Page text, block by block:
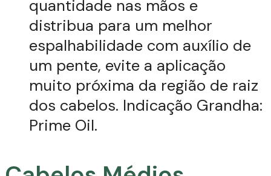
quantidade nas mãos e
distribua para um melhor
espalhabilidade com auxílio de
um pente, evite a aplicação
muito próxima da região de raiz
dos cabelos. Indicação Grandha:
Prime Oil.